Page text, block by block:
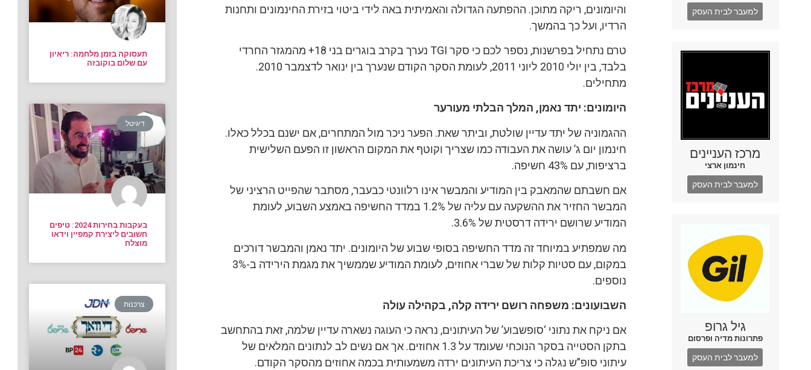
למעבר לבית העסק
מרכז העניינים
חינמון ארצי
למעבר לבית העסק
גיל גרופ
פתרונות מדיה ופרסום
למעבר לבית העסק
והיומונים, ריקה מתוכן. ההפתעה הגדולה והאמיתית באה לידי ביטוי בזירת החינמונים ותחנות
הרדיו, ועל כך בהמשך.
טרם נתחיל בפרשנות, נספר לכם כי סקר TGI נערך בקרב בוגרים בני 18+ מהמגזר החרדי
בלבד, בין יולי 2010 ליוני 2011, לעומת הסקר הקודם שנערך בין ינואר לדצמבר 2010.
מתחילים.
היומונים: יתד נאמן, המלך הבלתי מעורער
ההגמוניה של יתד עדיין שולטת, וביתר שאת. הפער ניכר מול המתחרים, אם ישנם בכלל כאלו.
חינמון יום ג’ עושה את העבודה כמו שצריך וקוטף את המקום הראשון זו הפעם השלישית
ברציפות, עם 43% חשיפה.
אם חשבתם שהמאבק בין המודיע והמבשר אינו רלוונטי כבעבר, מסתבר שהפייט הרציני של
המבשר החזיר את ההשקעה עם עליה של 1.2% במדד החשיפה באמצע השבוע, לעומת
המודיע שרושם ירידה דרסטית של 3.6%.
מה שמפתיע במיוחד זה מדד החשיפה בסופי שבוע של היומונים. יתד נאמן והמבשר דורכים
במקום, עם סטיות קלות של שברי אחוזים, לעומת המודיע שממשיך את מגמת הירידה ב-3%
נוספים.
השבועונים: משפחה רושם ירידה קלה, בקהילה עולה
אם ניקח את נתוני ‘סופשבוע’ של העיתונים, נראה כי העוגה נשארה עדיין שלמה, זאת בהתחשב
בתקן הסטייה בסקר הנוכחי שעומד על 1.3 אחוזים. אך אם נשים לב לנתונים המלאים של
עיתוני סופ”ש נגלה כי צריכת העיתונים ירדה משמעותית בכמה אחוזים מהסקר הקודם.
תעסוקה בזמן מלחמה: ריאיון
עם שלום בוקובזה
דיגיטל
בעקבות בחירות 2024: טיפים
חשובים ליצירת קמפיין וידאו
מוצלח
צרכנות